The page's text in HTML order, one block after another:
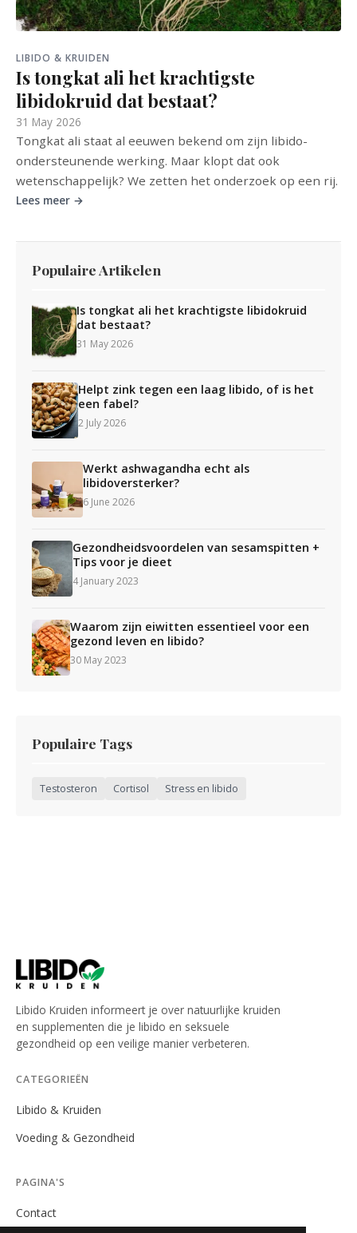
LIBIDO & KRUIDEN
Is tongkat ali het krachtigste
libidokruid dat bestaat?
31 May 2026
Tongkat ali staat al eeuwen bekend om zijn libido-
ondersteunende werking. Maar klopt dat ook
wetenschappelijk? We zetten het onderzoek op een rij.
Lees meer →
Populaire Artikelen
Is tongkat ali het krachtigste libidokruid
dat bestaat?
31 May 2026
Helpt zink tegen een laag libido, of is het
een fabel?
2 July 2026
Werkt ashwagandha echt als
libidoversterker?
6 June 2026
Gezondheidsvoordelen van sesamspitten +
Tips voor je dieet
4 January 2023
Waarom zijn eiwitten essentieel voor een
gezond leven en libido?
30 May 2023
Populaire Tags
Testosteron Cortisol Stress en libido
Libido Kruiden informeert je over natuurlijke kruiden
en supplementen die je libido en seksuele
gezondheid op een veilige manier verbeteren.
CATEGORIEËN
Libido & Kruiden
Voeding & Gezondheid
PAGINA'S
Contact